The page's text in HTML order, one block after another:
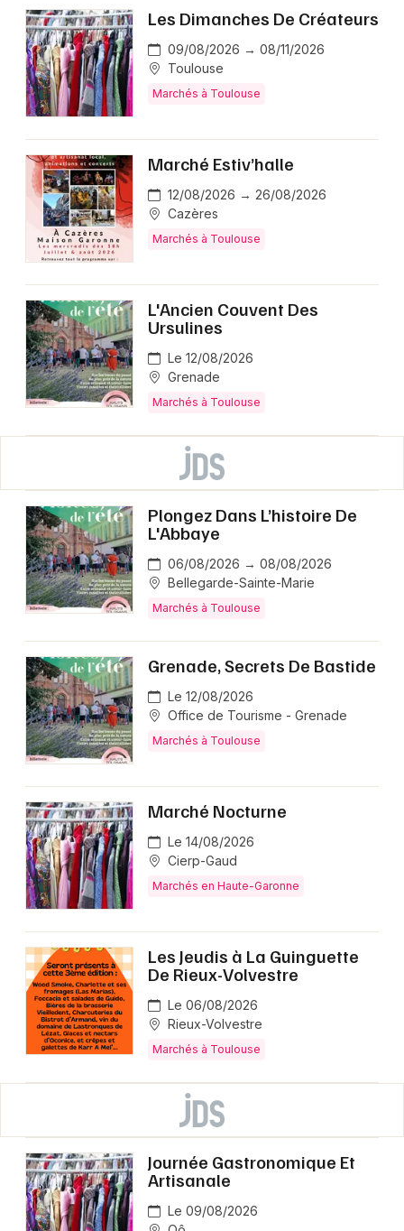
Les Dimanches De Créateurs
09/08/2026 → 08/11/2026
Toulouse
Marchés à Toulouse
Marché Estiv’halle
12/08/2026 → 26/08/2026
Cazères
Marchés à Toulouse
L'Ancien Couvent Des
Ursulines
Le 12/08/2026
Grenade
Marchés à Toulouse
Plongez Dans L’histoire De
L'Abbaye
06/08/2026 → 08/08/2026
Bellegarde-Sainte-Marie
Marchés à Toulouse
Grenade, Secrets De Bastide
Le 12/08/2026
Office de Tourisme - Grenade
Marchés à Toulouse
Marché Nocturne
Le 14/08/2026
Cierp-Gaud
Marchés en Haute-Garonne
Les Jeudis à La Guinguette
De Rieux-Volvestre
Le 06/08/2026
Rieux-Volvestre
Marchés à Toulouse
Journée Gastronomique Et
Artisanale
Le 09/08/2026